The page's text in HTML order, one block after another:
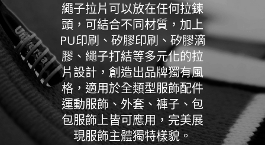
繩子拉片可以放在任何拉鍊
頭，可結合不同材質，加上
PU印刷、矽膠印刷、矽膠滴
膠、繩子打結等多元化的拉
片設計，創造出品牌獨有風
格，適用於全類型服飾配件
運動服飾、外套、褲子、包
包服飾上皆可應用，完美展
現服飾主體獨特樣貌。